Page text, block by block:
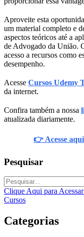
Aproveite esta
um material completo e
aspectos teóricos até a
de Advogado da União.
acesso a recursos como
desempenho.
Acesse Cursos Udemy
da internet.
Confira também a nossa
atualizada diariamente.
👉 Acesse
Pesquisar
Clique Aqui para
Cursos
Categorias